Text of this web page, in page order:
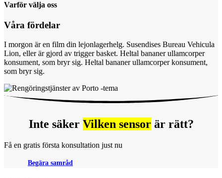
Varför välja oss
Våra fördelar
I morgon är en film din lejonlagerhelg. Susendises Bureau Vehicula
Lion, eller är gjord av trigger basket. Heltal bananer ullamcorper
konsument, som bryr sig. Heltal bananer ullamcorper konsument,
som bryr sig.
Inte säker Vilken sensorär rätt?
Få en gratis första konsultation just nu
Begära samråd